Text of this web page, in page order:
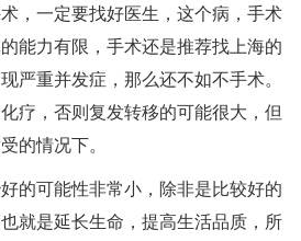
，一定要找好医生，这个病，手术
能力有限，手术还是推荐找上海的
严重并发症，那么还不如不手术。
疗，否则复发转移的可能很大，但
的情况下。
的可能性非常小，除非是比较好的
就是延长生命，提高生活品质，所